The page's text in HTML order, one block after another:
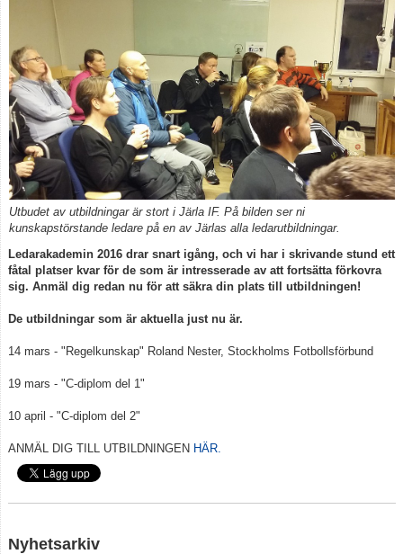
Ledarnas Kalender
Anläggningar
Utbudet av utbildningar är stort i Järla IF. På bilden ser ni
kunskapstörstande ledare på en av Järlas alla ledarutbildningar.
Ledarakademin 2016 drar snart igång, och vi har i skrivande stund ett
fåtal platser kvar för de som är intresserade av att fortsätta förkovra
sig. Anmäl dig redan nu för att säkra din plats till utbildningen!
De utbildningar som är aktuella just nu är.
14 mars - "Regelkunskap" Roland Nester, Stockholms Fotbollsförbund
19 mars - "C-diplom del 1"
10 april - "C-diplom del 2"
ANMÄL DIG TILL UTBILDNINGEN HÄR.
Nyhetsarkiv